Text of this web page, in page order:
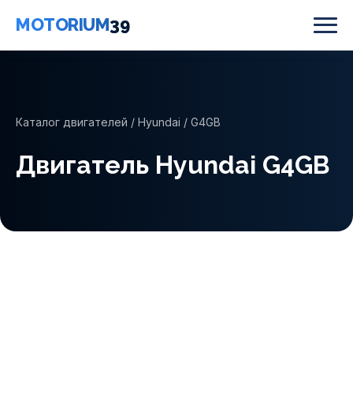
MOTORIUM39
Каталог двигателей / Hyundai / G4GB
Двигатель Hyundai G4GB